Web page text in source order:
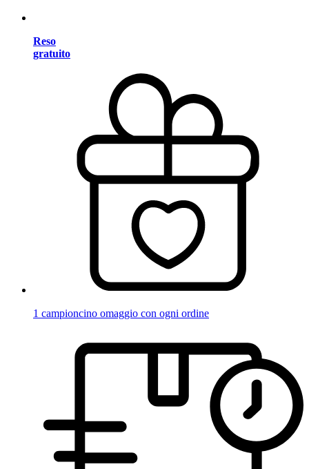
Reso
gratuito
1 campioncino omaggio con ogni ordine